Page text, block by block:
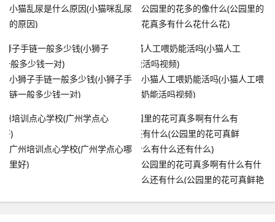
小猫乱尿是什么原因(小猫咪乱尿
的原因)
公园里的花多的像什么(公园里的
花真多有什么花什么花)
小狮子手链一般多少钱(小狮子手
链一般多少钱一对)
小猫人工喂奶能活吗(小猫人工喂
奶能活吗视频)
广州培训点心学校(广州学点心哪
里好)
公园里的花可真多啊有什么有什
么还有什么(公园里的花可真鲜艳